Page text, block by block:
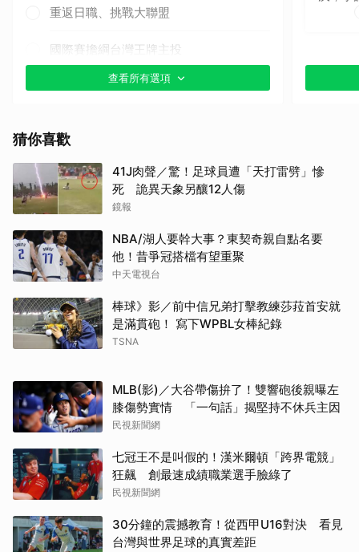
重返日職、挑戰大聯盟
國際賽擔綱台灣王牌主投
其他（歡迎貼文分享）
查看所有選項
猜你喜歡
41J肉聲／驚！足球員遭「天打雷劈」慘
死 詭異天象另釀12人傷
鏡報
NBA/湖人要幹大事？東契奇親自點名要
他！昔爭冠搭檔有望重聚
中天電視台
棒球》影／前中信兄弟打擊教練莎菈首安就
是滿貫砲！ 寫下WPBL女棒紀錄
TSNA
MLB(影)／大谷帶傷拚了！雙響砲後親曝左
膝傷勢實情 「一句話」揭堅持不休兵主因
民視新聞網
七冠王不是叫假的！漢米爾頓「跨界電競」
狂飆 創最速成績職業選手臉綠了
民視新聞網
30分鐘的震撼教育！從西甲U16對決 看見
台灣與世界足球的真實差距